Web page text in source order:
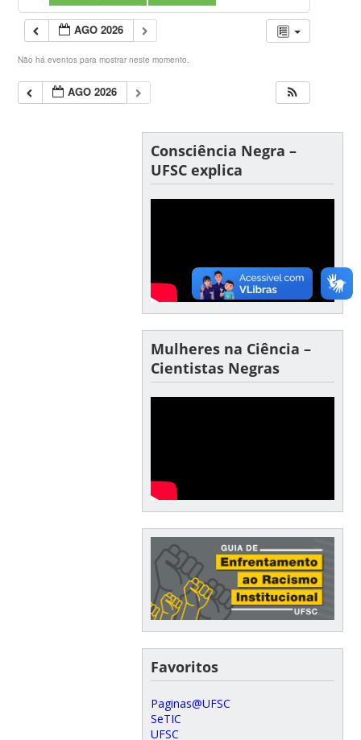
AGO 2026
Não há eventos para mostrar neste momento.
AGO 2026
Consciência Negra –
UFSC explica
Mulheres na Ciência –
Cientistas Negras
Favoritos
Paginas@UFSC
SeTIC
UFSC